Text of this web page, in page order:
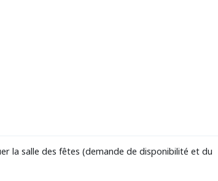
la salle des fêtes (demande de disponibilité et du